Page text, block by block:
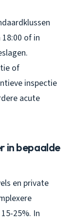
of in
of
inspectie
acute
in bepaalde
en private
25%. In